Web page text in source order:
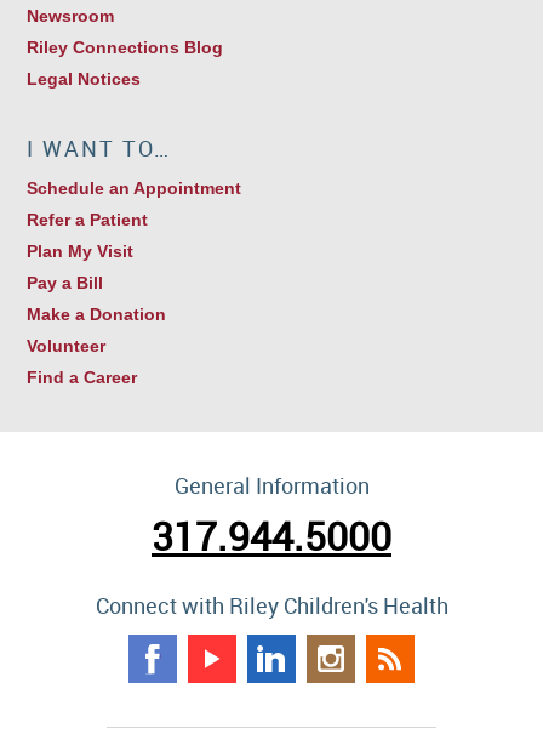
Newsroom
Riley Connections Blog
Legal Notices
I WANT TO…
Schedule an Appointment
Refer a Patient
Plan My Visit
Pay a Bill
Make a Donation
Volunteer
Find a Career
General Information
317.944.5000
Connect with Riley Children's Health